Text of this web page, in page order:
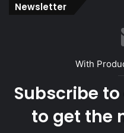
Newsletter
With
Subscribe
to get the